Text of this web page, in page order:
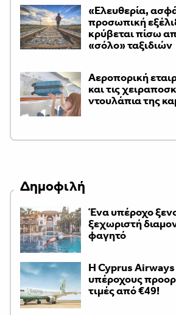
«Ελευθερία,
προσωπική
κρύβεται πίσω
«σόλο» ταξιδιών
Αεροπορική
και τις
ντουλάπια της
Δημοφιλή
Ένα υπέροχο
ξεχωριστή
φαγητό
H Cyprus Airways
υπέροχους
τιμές από €49!